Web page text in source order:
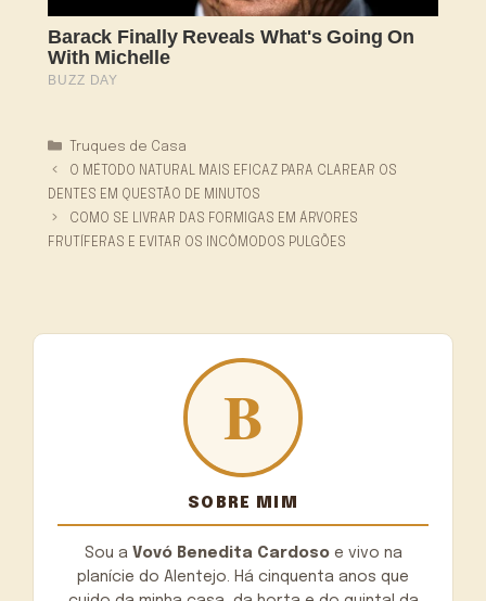
Categorias
Truques de Casa
O MÉTODO NATURAL MAIS EFICAZ PARA CLAREAR OS
DENTES EM QUESTÃO DE MINUTOS
COMO SE LIVRAR DAS FORMIGAS EM ÁRVORES
FRUTÍFERAS E EVITAR OS INCÔMODOS PULGÕES
SOBRE MIM
Sou a Vovó Benedita Cardosoe vivo na
planície do Alentejo. Há cinquenta anos que